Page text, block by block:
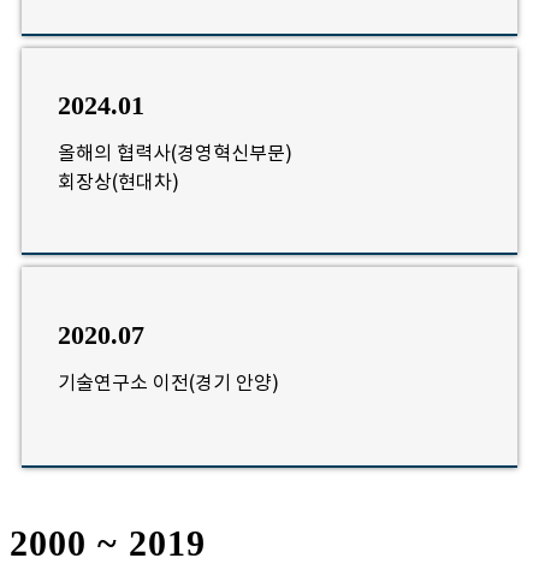
2024.01
올해의 협력사(경영혁신부문)
회장상(현대차)
2020.07
기술연구소 이전(경기 안양)
2000 ~ 2019